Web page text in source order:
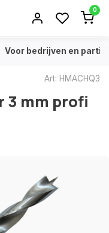
0
Voor bedrijven en
Art: HMACHQ3
3 mm profi